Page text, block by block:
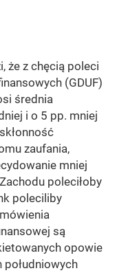
że z chęcią poleci
(GDUF)
średnia
i o 5 pp. mniej
zaufania,
mniej
poleciłoby
poleciliby
są
opowie
południowych